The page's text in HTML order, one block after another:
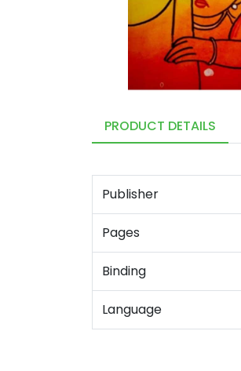
PRODUCT DETAILS
Publisher
Pages
Binding
Language